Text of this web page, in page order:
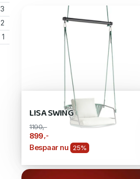
3
2
1
LISA SWING
1190,-
899 ,-
Bespaar nu 25%